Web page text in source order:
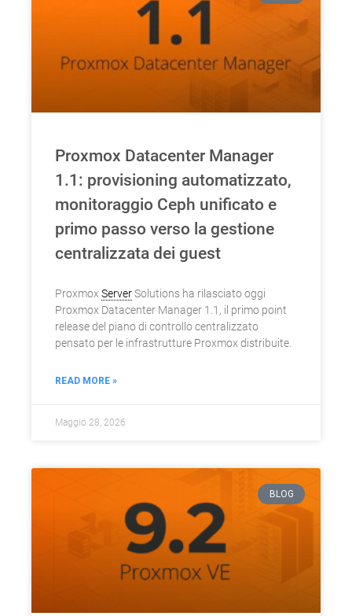
Proxmox Datacenter Manager
1.1: provisioning automatizzato,
monitoraggio Ceph unificato e
primo passo verso la gestione
centralizzata dei guest
Proxmox ServerSolutions ha rilasciato oggi
Proxmox Datacenter Manager 1.1, il primo point
release del piano di controllo centralizzato
pensato per le infrastrutture Proxmox distribuite.
READ MORE »
Maggio 28, 2026
BLOG